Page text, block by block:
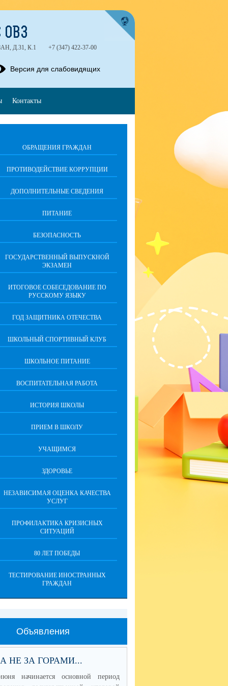
ОБРАЩЕНИЯ ГРАЖДАН
ПРОТИВОДЕЙСТВИЕ КОРРУПЦИИ
ДОПОЛНИТЕЛЬНЫЕ СВЕДЕНИЯ
ПИТАНИЕ
БЕЗОПАСНОСТЬ
ГОСУДАРСТВЕННЫЙ ВЫПУСКНОЙ
ЭКЗАМЕН
ИТОГОВОЕ СОБЕСЕДОВАНИЕ ПО
РУССКОМУ ЯЗЫКУ
ГОД ЗАЩИТНИКА ОТЕЧЕСТВА
ШКОЛЬНЫЙ СПОРТИВНЫЙ КЛУБ
ШКОЛЬНОЕ ПИТАНИЕ
ВОСПИТАТЕЛЬНАЯ РАБОТА
ИСТОРИЯ ШКОЛЫ
ПРИЕМ В ШКОЛУ
УЧАЩИМСЯ
ЗДОРОВЬЕ
НЕЗАВИСИМАЯ ОЦЕНКА КАЧЕСТВА
УСЛУГ
ПРОФИЛАКТИКА КРИЗИСНЫХ
СИТУАЦИЙ
80 ЛЕТ ПОБЕДЫ
ТЕСТИРОВАНИЕ ИНОСТРАННЫХ
ГРАЖДАН
Объявления
НЕ ЗА ГОРАМИ...
начинается основной период
Д.31, К.1 +7 (347) 422-37-00
Версия для слабовидящих
Контакты